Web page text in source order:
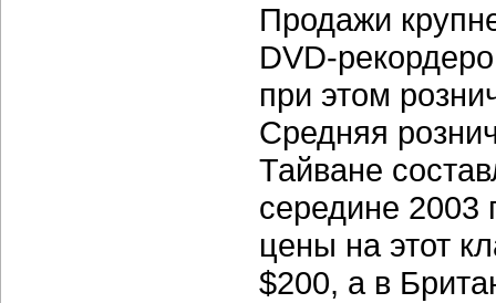
Продажи
DVD-
при этом
Средняя
Тайване
середине 2003
цены на этот
$200, а в